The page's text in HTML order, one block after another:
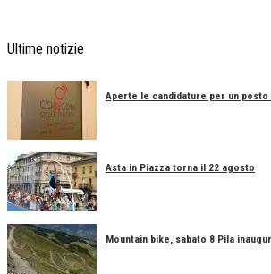
Ultime notizie
Aperte le candidature per un posto
Asta in Piazza torna il 22 agosto
Mountain bike, sabato 8 Pila